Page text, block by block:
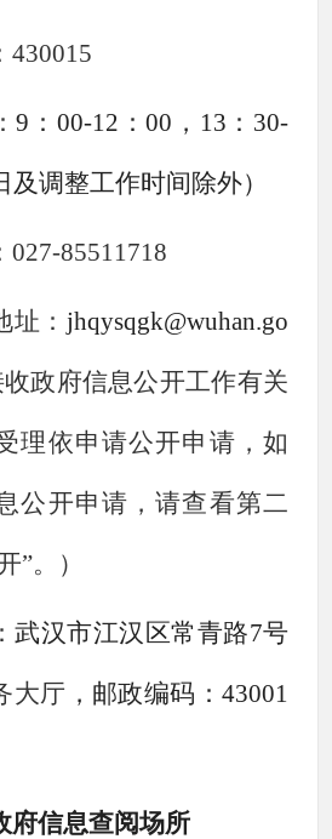
430015
9：00-12：00，13：30-
及调整工作时间除外）
027-85511718
： jhqysqgk@wuhan.go
收政府信息公开工作有关
理依申请公开申请，如
公开申请，请查看第二
”。）
武汉市江汉区常青路7号
大厅 ，邮政编码：43001
府信息查阅场所